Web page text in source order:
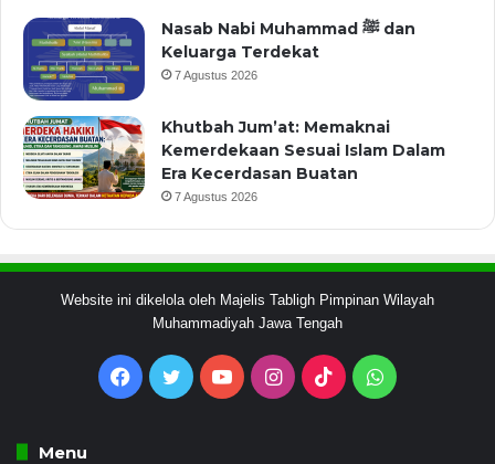
Nasab Nabi Muhammad ﷺ dan
Keluarga Terdekat
7 Agustus 2026
Khutbah Jum’at: Memaknai
Kemerdekaan Sesuai Islam Dalam
Era Kecerdasan Buatan
7 Agustus 2026
Website ini dikelola oleh Majelis Tabligh Pimpinan Wilayah
Muhammadiyah Jawa Tengah
Facebook
Twitter YouTubeInstagram
TikTokWhatsApp
Menu